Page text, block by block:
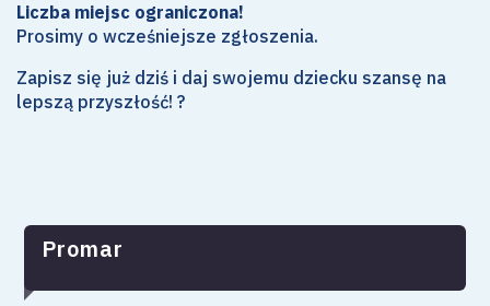
Liczba miejsc ograniczona!
Prosimy o wcześniejsze zgłoszenia.
Zapisz się już dziś i daj swojemu dziecku szansę na
lepszą przyszłość! ?
Promar